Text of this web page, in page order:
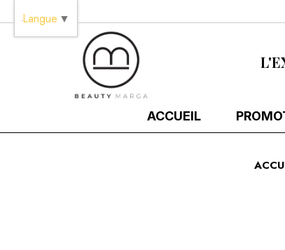
ACCUEIL
Langue ▼